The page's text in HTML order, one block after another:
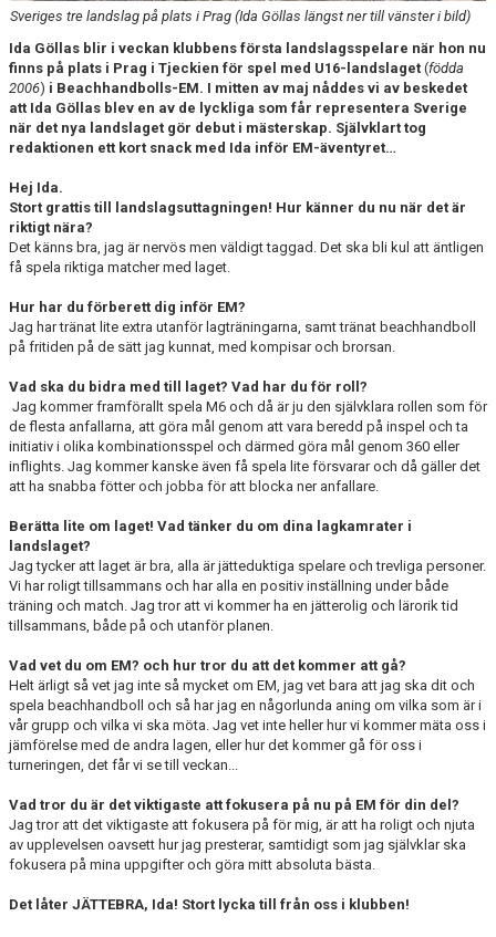
Sveriges tre landslag på plats i Prag (Ida Göllas längst ner till vänster i bild)
Ida Göllas blir i veckan klubbens första landslagsspelare när hon nu
finns på plats i Prag i Tjeckien för spel med U16-landslaget (födda
2006) i Beachhandbolls-EM. I mitten av maj nåddes vi av beskedet
att Ida Göllas blev en av de lyckliga som får representera Sverige
när det nya landslaget gör debut i mästerskap. Självklart tog
redaktionen ett kort snack med Ida inför EM-äventyret…
Hej Ida.
Stort grattis till landslagsuttagningen! Hur känner du nu när det är
riktigt nära?
Det känns bra, jag är nervös men väldigt taggad. Det ska bli kul att äntligen
få spela riktiga matcher med laget.
Hur har du förberett dig inför EM?
Jag har tränat lite extra utanför lagträningarna, samt tränat beachhandboll
på fritiden på de sätt jag kunnat, med kompisar och brorsan.
Vad ska du bidra med till laget? Vad har du för roll?
Jag kommer framförallt spela M6 och då är ju den självklara rollen som för
de flesta anfallarna, att göra mål genom att vara beredd på inspel och ta
initiativ i olika kombinationsspel och därmed göra mål genom 360 eller
inflights. Jag kommer kanske även få spela lite försvarar och då gäller det
att ha snabba fötter och jobba för att blocka ner anfallare.
Berätta lite om laget! Vad tänker du om dina lagkamrater i
landslaget?
Jag tycker att laget är bra, alla är jätteduktiga spelare och trevliga personer.
Vi har roligt tillsammans och har alla en positiv inställning under både
träning och match. Jag tror att vi kommer ha en jätterolig och lärorik tid
tillsammans, både på och utanför planen.
Vad vet du om EM? och hur tror du att det kommer att gå?
Helt ärligt så vet jag inte så mycket om EM, jag vet bara att jag ska dit och
spela beachhandboll och så har jag en någorlunda aning om vilka som är i
vår grupp och vilka vi ska möta. Jag vet inte heller hur vi kommer mäta oss i
jämförelse med de andra lagen, eller hur det kommer gå för oss i
turneringen, det får vi se till veckan...
Vad tror du är det viktigaste att fokusera på nu på EM för din del?
Jag tror att det viktigaste att fokusera på för mig, är att ha roligt och njuta
av upplevelsen oavsett hur jag presterar, samtidigt som jag självklar ska
fokusera på mina uppgifter och göra mitt absoluta bästa.
Det låter JÄTTEBRA, Ida! Stort lycka till från oss i klubben!